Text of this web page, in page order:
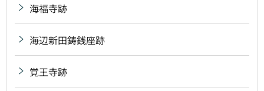
海福寺跡
海辺新田鋳銭座跡
覚王寺跡